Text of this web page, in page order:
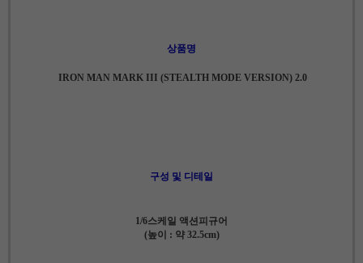
상품명
IRON MAN MARK III (STEALTH MODE VERSION) 2.0
구성 및 디테일
1/6스케일 액션피규어
(높이 : 약 32.5cm)